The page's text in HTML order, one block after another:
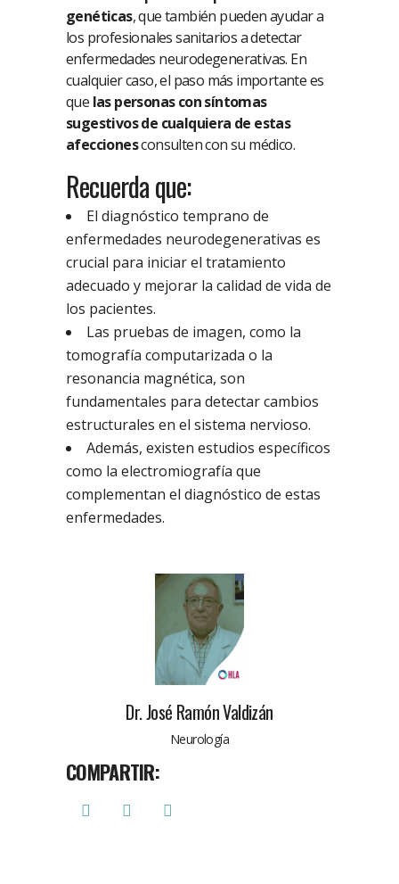
genéticas, que también pueden ayudar a
los profesionales sanitarios a detectar
enfermedades neurodegenerativas. En
cualquier caso, el paso más importante es
que las personas con síntomas
sugestivos de cualquiera de estas
afeccionesconsulten con su médico.
Recuerda que:
El diagnóstico temprano de
enfermedades neurodegenerativas es
crucial para iniciar el tratamiento
adecuado y mejorar la calidad de vida de
los pacientes.
Las pruebas de imagen, como la
tomografía computarizada o la
resonancia magnética, son
fundamentales para detectar cambios
estructurales en el sistema nervioso.
Además, existen estudios específicos
como la electromiografía que
complementan el diagnóstico de estas
enfermedades.
Dr. José Ramón Valdizán
Neurología
COMPARTIR: